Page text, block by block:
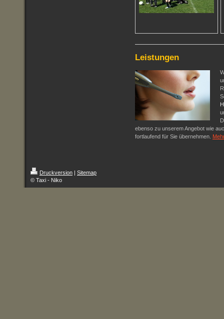
Leistungen
ebenso zu unserem Angebot wie
fortlaufend für Sie übernehmen.
Druckversion | Sitemap
© Taxi - Niko